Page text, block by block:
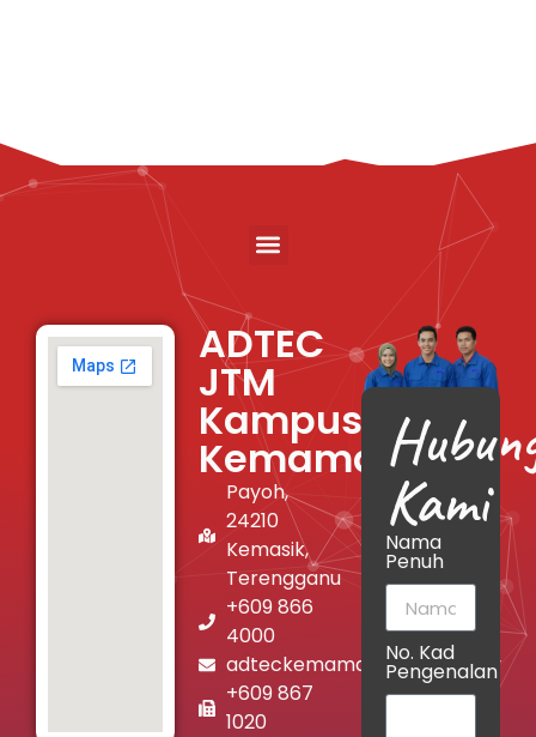
ADTEC
JTM
Kampus
Kemaman
Payoh,
24210
Kemasik,
Terengganu
+609 866
4000
adteckemaman@jtm.gov.my
+609 867
1020
Kami
Nama
Penuh
No. Kad
Pengenalan